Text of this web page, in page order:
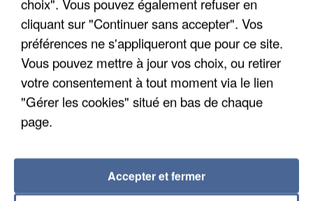
cliquant sur "Continuer sans accepter". Vos
préférences ne s'appliqueront que pour ce site.
Vous pouvez mettre à jour vos choix, ou retirer
votre consentement à tout moment via le lien
"Gérer les cookies" situé en bas de chaque
page.
Accepter et fermer